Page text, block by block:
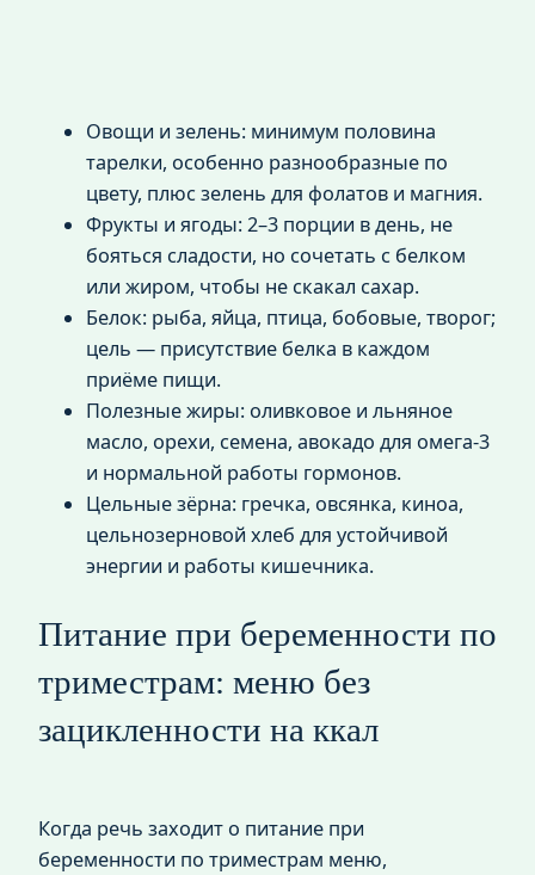
Овощи и зелень: минимум половина
тарелки, особенно разнообразные по
цвету, плюс зелень для фолатов и магния.
Фрукты и ягоды: 2–3 порции в день, не
бояться сладости, но сочетать с белком
или жиром, чтобы не скакал сахар.
Белок: рыба, яйца, птица, бобовые, творог;
цель — присутствие белка в каждом
приёме пищи.
Полезные жиры: оливковое и льняное
масло, орехи, семена, авокадо для омега‑3
и нормальной работы гормонов.
Цельные зёрна: гречка, овсянка, киноа,
цельнозерновой хлеб для устойчивой
энергии и работы кишечника.
Питание при беременности по
триместрам: меню без
зацикленности на ккал
Когда речь заходит о питание при
беременности по триместрам меню,